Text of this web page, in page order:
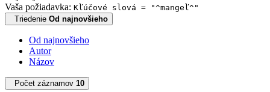
Vaša požiadavka: Kľúčové slová = "^mangeľ^"
Triedenie Od najnovšieho
Od najnovšieho
Autor
Názov
Počet záznamov 10